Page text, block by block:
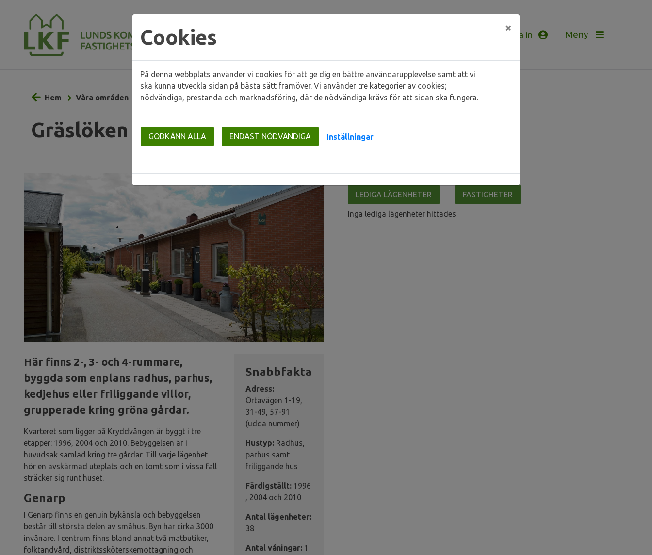
Logga in
Hem Våra områden Utanför Lunds stad Genarp Gräslöken
Gräslöken
Här finns 2-, 3- och 4-rummare,
byggda som enplans radhus, parhus,
kedjehus eller friliggande villor,
grupperade kring gröna gårdar.
Kvarteret som ligger på Kryddvången är byggt i tre
etapper: 1996, 2004 och 2010. Bebyggelsen är i
huvudsak samlad kring tre gårdar. Till varje lägenhet
hör en avskärmad uteplats och en tomt som i vissa fall
sträcker sig runt huset.
Genarp
I Genarp finns en genuin bykänsla och bebyggelsen
består till största delen av småhus. Byn har cirka 3000
invånare. I centrum finns bland annat två matbutiker,
folktandvård, distriktssköterskemottagning och
Snabbfakta
Adress:
Örtavägen 1-19,
31-49, 57-91
(udda nummer)
Hustyp:Radhus,
parhus samt
friliggande hus
Färdigställt: 1996
, 2004 och 2010
Antal lägenheter:
38
Antal våningar: 1
LEDIGA LÄGENHETER FASTIGHETER
Inga lediga lägenheter hittades
Cookies ×
På denna webbplats använder vi cookies för att ge dig en bättre användarupplevelse samt att vi
ska kunna utveckla sidan på bästa sätt framöver. Vi använder tre kategorier av cookies;
nödvändiga, prestanda och marknadsföring, där de nödvändiga krävs för att sidan ska fungera.
GODKÄNN ALLA ENDAST NÖDVÄNDIGA Inställningar